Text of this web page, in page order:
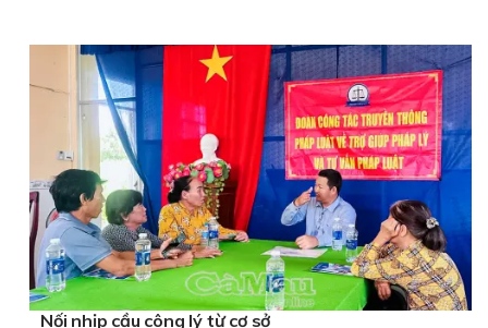
Nối nhịp cầu công lý từ cơ sở